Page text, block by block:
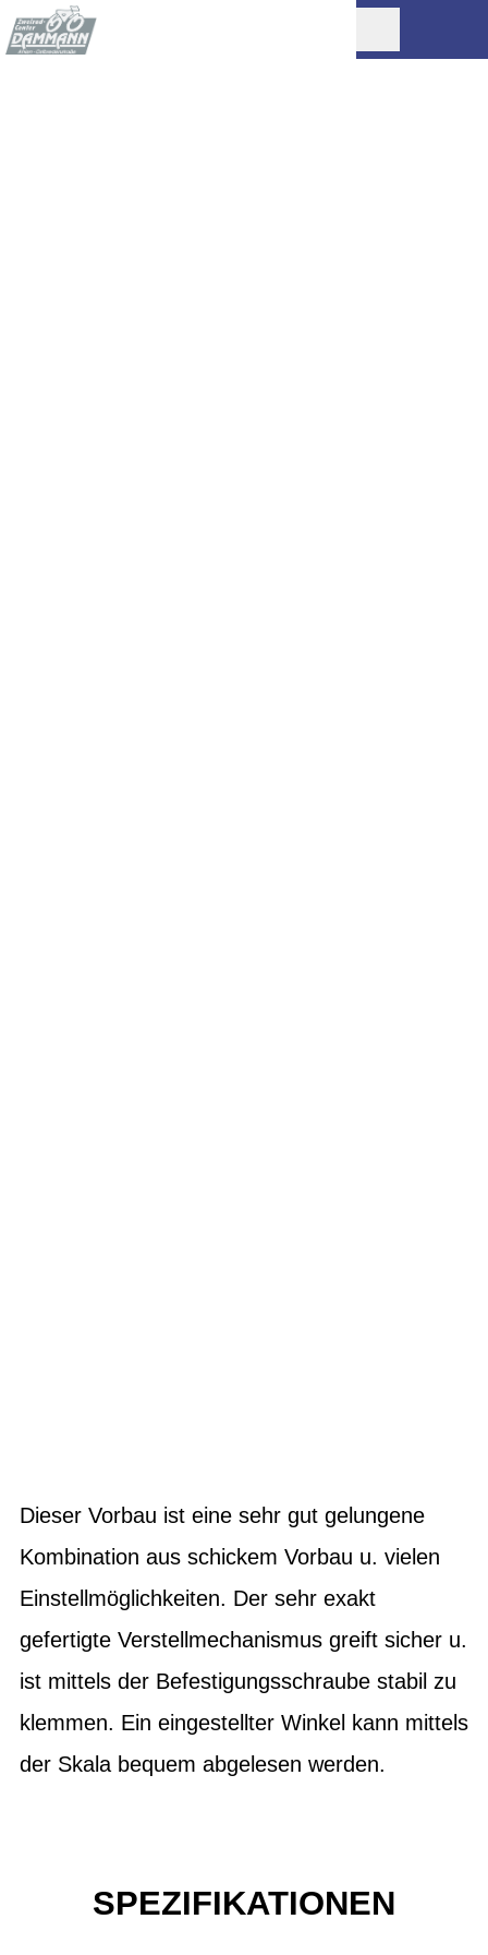
Dieser Vorbau ist eine sehr gut gelungene
Kombination aus schickem Vorbau u. vielen
Einstellmöglichkeiten. Der sehr exakt
gefertigte Verstellmechanismus greift sicher u.
ist mittels der Befestigungsschraube stabil zu
klemmen. Ein eingestellter Winkel kann mittels
der Skala bequem abgelesen werden.
SPEZIFIKATIONEN